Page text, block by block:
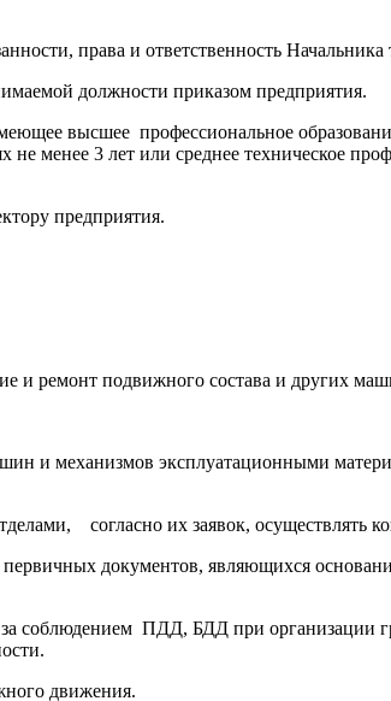
права и ответственность Начальника
должности приказом предприятия.
высшее профессиональное
менее 3 лет или среднее техническое
предприятия.
и ремонт подвижного состава и других
и механизмов эксплуатационными
согласно их заявок, осуществлять
документов, являющихся
за соблюдением ПДД, БДД при
движения.